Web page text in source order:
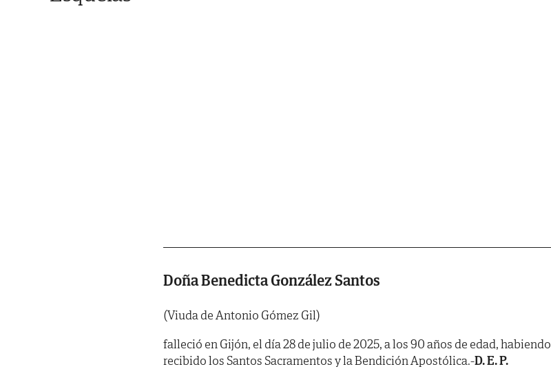
Doña Benedicta González Santos
(Viuda de Antonio Gómez Gil)
falleció en Gijón, el día 28 de julio de 2025, a los 90 años de edad, habiendo
recibido los Santos Sacramentos y la Bendición Apostólica.-D. E. P.